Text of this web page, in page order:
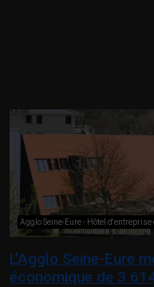
Agglo Seine-Eure - Hôtel
L’Agglo Seine-Eure
économique de 3